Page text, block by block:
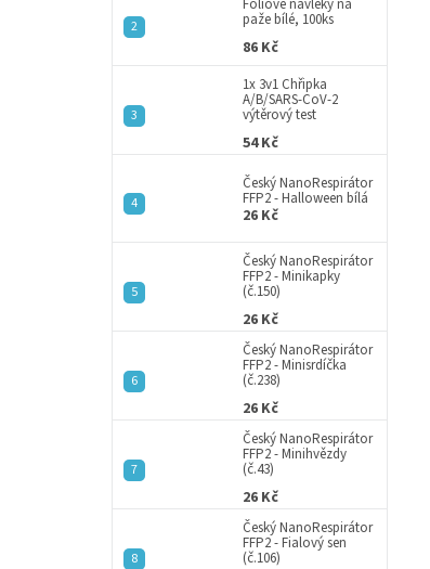
paže bílé, 100ks
86 Kč
1x 3v1 Chřipka
A/B/SARS-CoV-2
výtěrový test
54 Kč
Český NanoRespirátor
FFP2 - Halloween bílá
26 Kč
Český NanoRespirátor
FFP2 - Minikapky
(č.150)
26 Kč
Český NanoRespirátor
FFP2 - Minisrdíčka
(č.238)
26 Kč
Český NanoRespirátor
FFP2 - Minihvězdy
(č.43)
26 Kč
Český NanoRespirátor
FFP2 - Fialový sen
(č.106)